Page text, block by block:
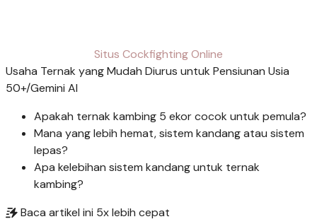
Situs Cockfighting Online
Usaha Ternak yang Mudah Diurus untuk Pensiunan Usia
50+/Gemini AI
Apakah ternak kambing 5 ekor cocok untuk pemula?
Mana yang lebih hemat, sistem kandang atau sistem
lepas?
Apa kelebihan sistem kandang untuk ternak
kambing?
Baca artikel ini 5x lebih cepat